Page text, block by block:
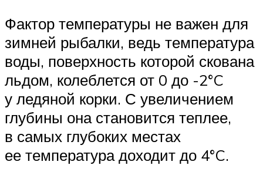
Фактор температуры не важен для
зимней рыбалки, ведь температура
воды, поверхность которой скована
льдом, колеблется от 0 до -2°C
у ледяной корки. С увеличением
глубины она становится теплее,
в самых глубоких местах
ее температура доходит до 4°C.